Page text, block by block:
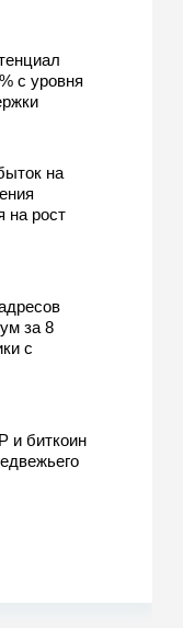
с уровня
на
на рост
за 8
с
и биткоин